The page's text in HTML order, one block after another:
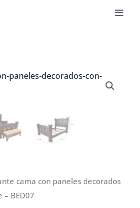
cama con paneles decorados
– BED07